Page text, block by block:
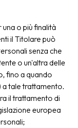
o più finalità
il Titolare può
senza che
o un'altra delle
fino a quando
tale trattamento.
il trattamento di
europea